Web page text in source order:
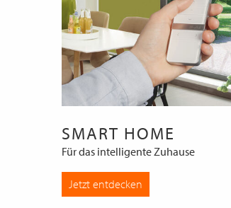
SMART HOME
Für das intelligente Zuhause
Jetzt entdecken